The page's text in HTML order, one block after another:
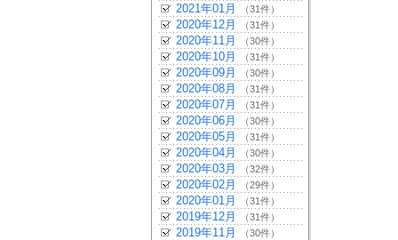
2021年01月 （31件）
2020年12月 （31件）
2020年11月 （30件）
2020年10月 （31件）
2020年09月 （30件）
2020年08月 （31件）
2020年07月 （31件）
2020年06月 （30件）
2020年05月 （31件）
2020年04月 （30件）
2020年03月 （32件）
2020年02月 （29件）
2020年01月 （31件）
2019年12月 （31件）
2019年11月 （30件）